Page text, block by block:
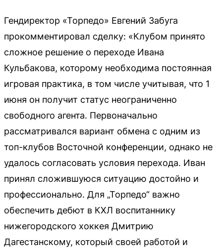
Гендиректор «Торпедо» Евгений Забуга
прокомментировал сделку: «Клубом принято
сложное решение о переходе Ивана
Кульбакова, которому необходима постоянная
игровая практика, в том числе учитывая, что 1
июня он получит статус неограниченно
свободного агента. Первоначально
рассматривался вариант обмена с одним из
топ-клубов Восточной конференции, однако не
удалось согласовать условия перехода. Иван
принял сложившуюся ситуацию достойно и
профессионально. Для „Торпедо“ важно
обеспечить дебют в КХЛ воспитаннику
нижегородского хоккея Дмитрию
Дагестанскому, который своей работой и